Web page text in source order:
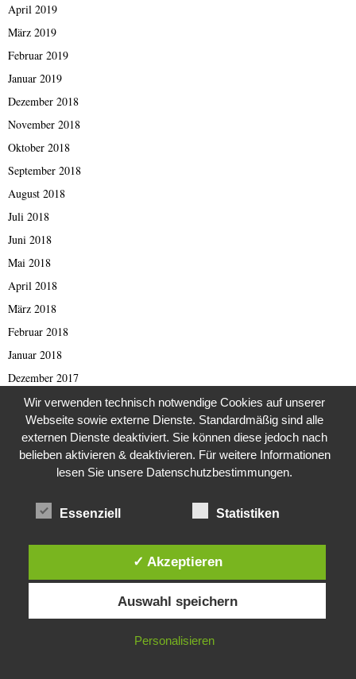
April 2019
März 2019
Februar 2019
Januar 2019
Dezember 2018
November 2018
Oktober 2018
September 2018
August 2018
Juli 2018
Juni 2018
Mai 2018
April 2018
März 2018
Februar 2018
Januar 2018
Dezember 2017
November 2017
Oktober 2017
September 2017
August 2017
Juni 2017
März 2017
Diese Website verwendet Cookies. Durch die weitere Nutzung dieser
Website stimmst du der Verwendung von Cookies zu.
IN ORDNUNG
Wir verwenden technisch notwendige Cookies auf unserer
Webseite sowie externe Dienste. Standardmäßig sind alle
externen Dienste deaktiviert. Sie können diese jedoch nach
belieben aktivieren & deaktivieren. Für weitere Informationen
lesen Sie unsere Datenschutzbestimmungen.
Essenziell Statistiken
✓ Akzeptieren
Auswahl speichern
Personalisieren